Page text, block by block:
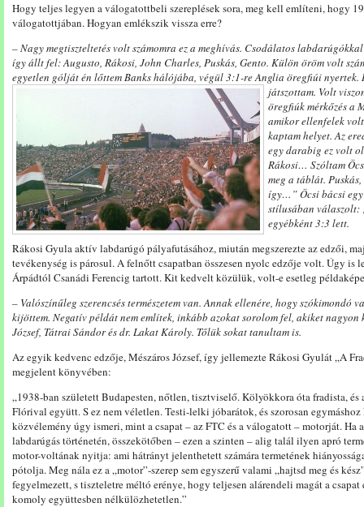
Hogy teljes legyen a válogatottbeli szereplések sora, meg kell említeni, hogy
válogatottjában. Hogyan emlékszik vissza erre?
– Nagy megtiszteltetés volt számomra ez a meghívás. Csodálatos
így állt fel: Augusto, Rákosi, John Charles, Puskás, Gento. Külön öröm volt
egyetlen gólját én lőttem Banks hálójába, végül 3:1-re Anglia öregfiúi nyertek.
játszottam. Volt
öregfiúk mérkőzés a
amikor ellenfelek
kaptam helyet. Az
egy darabig ez volt
Rákosi… Szóltam
meg a táblát.
így…” Öcsi bácsi
stílusában válaszolt:
egyébként 3:3 lett.
Rákosi Gyula aktív labdarúgó pályafutásához, miután megszerezte az edzői,
tevékenység is párosul. A felnőtt csapatban összesen nyolc edzője volt. Úgy is
Árpádtól Csanádi Ferencig tartott. Kit kedvelt közülük, volt-e esetleg
– Valószínűleg szerencsés természetem van. Annak ellenére, hogy szókimondó
kijöttem. Negatív példát nem említek, inkább azokat sorolom fel, akiket nagyon
József, Tátrai Sándor és dr. Lakat Károly. Tőlük sokat tanultam is.
Az egyik kedvenc edzője, Mészáros József, így jellemezte Rákosi Gyulát „A
megjelent könyvében:
„1938-ban született Budapesten, nőtlen, tisztviselő. Kölyökkora óta fradista,
Flórival együtt. S ez nem véletlen. Testi-lelki jóbarátok, és szorosan
közvélemény úgy ismeri, mint a csapat – az FTC és a válogatott – motorját. Ha
labdarúgás történetén, összekötőben – ezen a szinten – alig talál ilyen apró
motor-voltának nyitja: ami hátrányt jelenthetett számára termetének
pótolja. Meg nála ez a „motor”-szerep sem egyszerű valami „hajtsd meg és
fegyelmezett, s tiszteletre méltó erénye, hogy teljesen alárendeli magát a
komoly együttesben nélkülözhetetlen.”